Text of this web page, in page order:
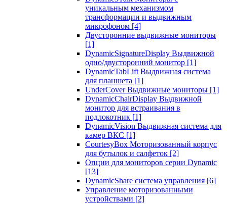
уникальным механизмом
трансформации и выдвижным
микрофоном [4]
Двусторонние выдвижные мониторы
[1]
DynamicSignatureDisplay Выдвижной
одно/двусторонний монитор [1]
DynamicTabLift Выдвижная система
для планшета [1]
UnderCover Выдвижные мониторы [1]
DynamicChairDisplay Выдвижной
монитор для встраивания в
подлокотник [1]
DynamicVision Выдвижная система для
камер ВКС [1]
CourtesyBox Моторизованный корпус
для бутылок и салфеток [2]
Опции для мониторов серии Dynamic
[13]
DynamicShare система управления [6]
Управление моторизованными
устройствами [2]